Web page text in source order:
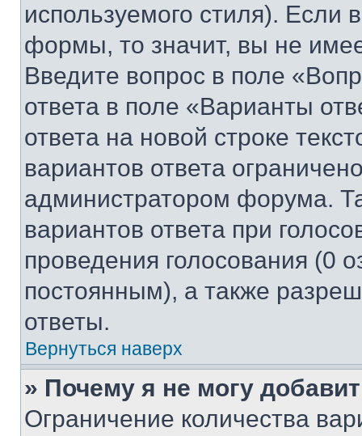
используемого стиля). Если
формы, то значит, вы не
Введите вопрос в поле
ответа в поле «Варианты
ответа на новой строке
вариантов ответа
администратором форума.
вариантов ответа при
проведения голосования (0
постоянным), а также
ответы.
Вернуться наверх
» Почему я не могу
Ограничение количества